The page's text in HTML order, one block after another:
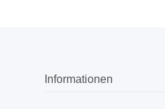
Informationen